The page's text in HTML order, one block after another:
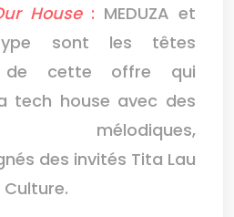
House: MEDUZA et
sont les têtes
de cette offre qui
tech house avec des
mélodiques,
des invités Tita Lau